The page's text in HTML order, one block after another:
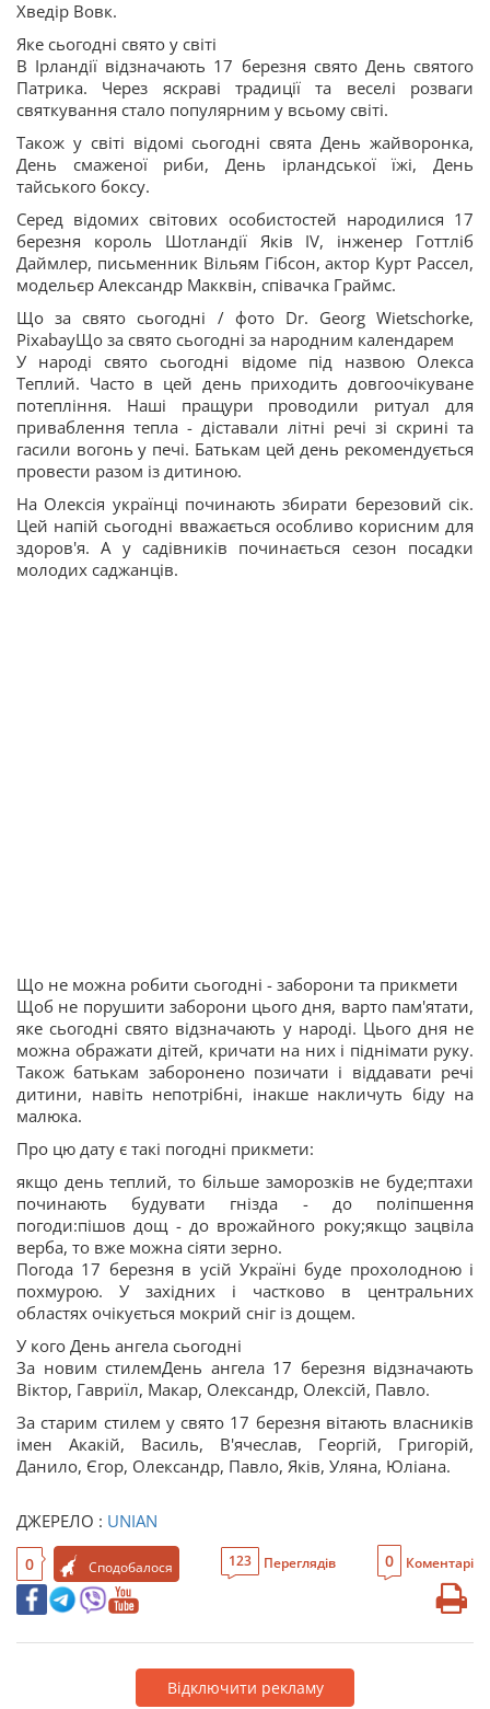
Хведір Вовк.
Яке сьогодні свято у світі
В Ірландії відзначають 17 березня свято День святого
Патрика. Через яскраві традиції та веселі розваги
святкування стало популярним у всьому світі.
Також у світі відомі сьогодні свята День жайворонка,
День смаженої риби, День ірландської їжі, День
тайського боксу.
Серед відомих світових особистостей народилися 17
березня король Шотландії Яків IV, інженер Готтліб
Даймлер, письменник Вільям Гібсон, актор Курт Рассел,
модельєр Александр Макквін, співачка Граймс.
Що за свято сьогодні / фото Dr. Georg Wietschorke,
PixabayЩо за свято сьогодні за народним календарем
У народі свято сьогодні відоме під назвою Олекса
Теплий. Часто в цей день приходить довгоочікуване
потепління. Наші пращури проводили ритуал для
приваблення тепла - діставали літні речі зі скрині та
гасили вогонь у печі. Батькам цей день рекомендується
провести разом із дитиною.
На Олексія українці починають збирати березовий сік.
Цей напій сьогодні вважається особливо корисним для
здоров'я. А у садівників починається сезон посадки
молодих саджанців.
Що не можна робити сьогодні - заборони та прикмети
Щоб не порушити заборони цього дня, варто пам'ятати,
яке сьогодні свято відзначають у народі. Цього дня не
можна ображати дітей, кричати на них і піднімати руку.
Також батькам заборонено позичати і віддавати речі
дитини, навіть непотрібні, інакше накличуть біду на
малюка.
Про цю дату є такі погодні прикмети:
якщо день теплий, то більше заморозків не буде;птахи
починають будувати гнізда - до поліпшення
погоди:пішов дощ - до врожайного року;якщо зацвіла
верба, то вже можна сіяти зерно.
Погода 17 березня в усій Україні буде прохолодною і
похмурою. У західних і частково в центральних
областях очікується мокрий сніг із дощем.
У кого День ангела сьогодні
За новим стилемДень ангела 17 березня відзначають
Віктор, Гавриїл, Макар, Олександр, Олексій, Павло.
За старим стилем у свято 17 березня вітають власників
імен Акакій, Василь, В'ячеслав, Георгій, Григорій,
Данило, Єгор, Олександр, Павло, Яків, Уляна, Юліана.
ДЖЕРЕЛО : UNIAN
0 Сподобалося 123 Переглядів 0 Коментарі
Відключити рекламу